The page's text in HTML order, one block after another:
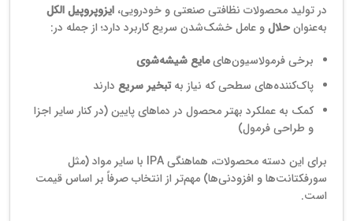
در تولید محصولات نظافتی صنعتی و خودرویی، ایزوپروپیل الکل
به‌عنوانحلالو عامل خشک‌شدن سریع کاربرد دارد؛ از جمله در:
برخی فرمولاسیون‌هایمایع شیشه‌شوی
پاک‌کننده‌های سطحی که نیاز بهتبخیر سریع دارند
کمک به عملکرد بهتر محصول در دماهای پایین (در کنار سایر اجزا
و طراحی فرمول)
برای این دسته محصولات، هماهنگی IPA با سایر مواد (مثل
سورفکتانت‌ها و افزودنی‌ها) مهم‌تر از انتخاب صرفاً بر اساس قیمت
است.